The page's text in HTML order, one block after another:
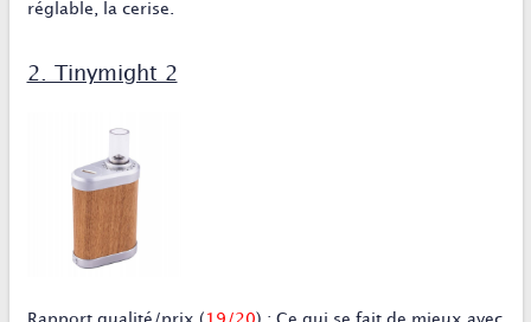
réglable, la cerise.
2. Tinymight 2
Rapport qualité/prix ( 19/20) : Ce qui se fait de mieux avec